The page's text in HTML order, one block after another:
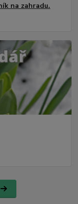
na zahradu.